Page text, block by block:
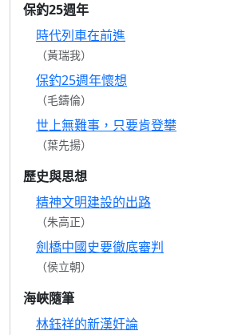
保釣25週年
時代列車在前進
（黃瑞我）
保釣25週年懷想
（毛鑄倫）
世上無難事，只要肯登攀
（葉先揚）
歷史與思想
精神文明建設的出路
（朱高正）
劍橋中國史要徹底審判
（侯立朝）
海峽隨筆
林鈺祥的新漢奸論